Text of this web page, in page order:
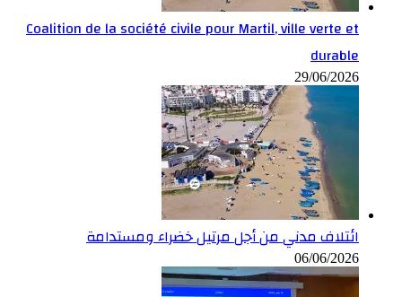
Coalition de la société civile pour Martil, ville verte et
durable
29/06/2026
ائتلاف مدني من أجل مرتيل خضراء ومستدامة
06/06/2026